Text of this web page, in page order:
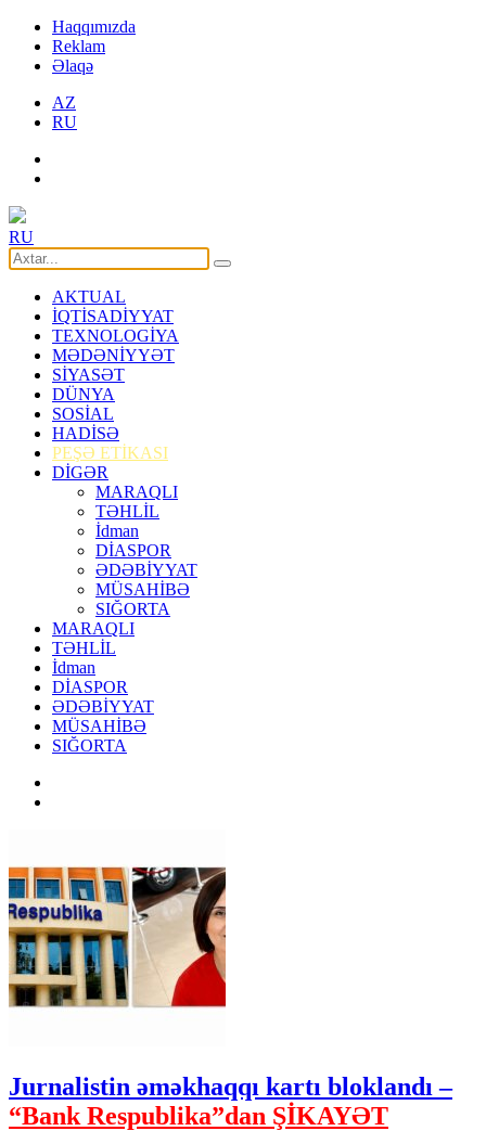
Haqqımızda
Reklam
Əlaqə
AZ
RU
RU
AKTUAL
İQTİSADİYYAT
TEXNOLOGİYA
MƏDƏNİYYƏT
SİYASƏT
DÜNYA
SOSİAL
HADİSƏ
PEŞƏ ETİKASI
DİGƏR
MARAQLI
TƏHLİL
İdman
DİASPOR
ƏDƏBİYYAT
MÜSAHİBƏ
SIĞORTA
MARAQLI
TƏHLİL
İdman
DİASPOR
ƏDƏBİYYAT
MÜSAHİBƏ
SIĞORTA
Jurnalistin əməkhaqqı kartı bloklandı –
“Bank Respublika”dan ŞİKAYƏT